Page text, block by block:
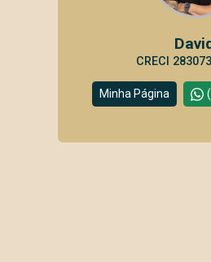
CRECI
Minha Página